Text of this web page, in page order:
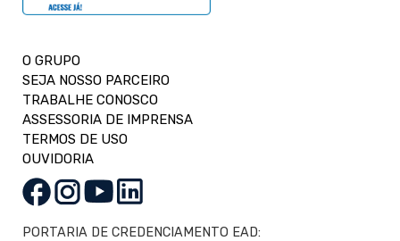
O GRUPO
SEJA NOSSO PARCEIRO
TRABALHE CONOSCO
ASSESSORIA DE IMPRENSA
TERMOS DE USO
OUVIDORIA
PORTARIA DE CREDENCIAMENTO EAD: